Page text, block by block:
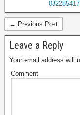
← Previous Post
Leave a Reply
Your email address will
Comment